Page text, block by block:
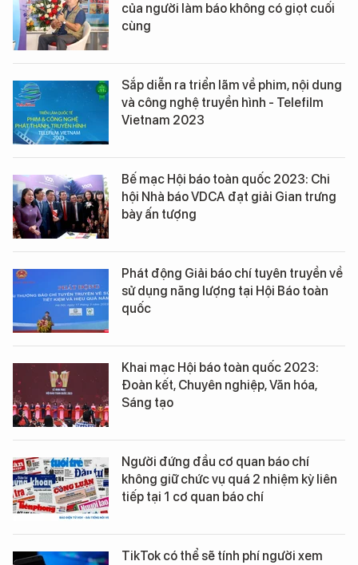
của người làm báo không có giọt cuối
cùng
Sắp diễn ra triển lãm về phim, nội dung
và công nghệ truyền hình - Telefilm
Vietnam 2023
Bế mạc Hội báo toàn quốc 2023: Chi
hội Nhà báo VDCA đạt giải Gian trưng
bày ấn tượng
Phát động Giải báo chí tuyên truyền về
sử dụng năng lượng tại Hội Báo toàn
quốc
Khai mạc Hội báo toàn quốc 2023:
Đoàn kết, Chuyên nghiệp, Văn hóa,
Sáng tạo
Người đứng đầu cơ quan báo chí
không giữ chức vụ quá 2 nhiệm kỳ liên
tiếp tại 1 cơ quan báo chí
TikTok có thể sẽ tính phí người xem